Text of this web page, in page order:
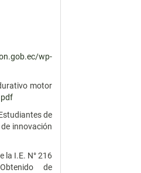
wp-
motor
de
innovación
la I.E. N° 216
de